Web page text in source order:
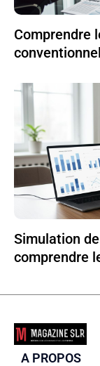
Comprendre
Simulation
comprendre
A PROPOS